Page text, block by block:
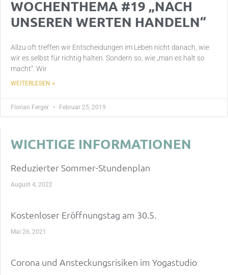
WOCHENTHEMA #19 „NACH
UNSEREN WERTEN HANDELN“
Allzu oft treffen wir Entscheidungen im Leben nicht danach, wie
wir es selbst für richtig halten. Sondern so, wie „man es halt so
macht“. Wir
WEITERLESEN »
Florian Ferger Februar 25, 2019
WICHTIGE INFORMATIONEN
Reduzierter Sommer-Stundenplan
August 4, 2022
Kostenloser Eröffnungstag am 30.5.
Mai 26, 2021
Corona und Ansteckungsrisiken im Yogastudio